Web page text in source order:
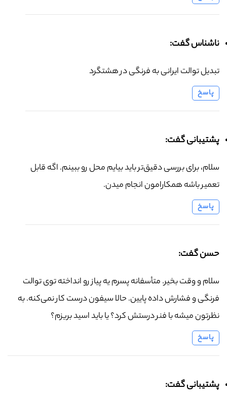
ناشناس گفت:
تبدیل توالت ایرانی به فرنگی در هشتگرد
پاسخ
پشتیبانی گفت:
سلام، برای بررسی دقیق‌تر باید بیایم محل رو ببینم. اگه قابل
تعمیر باشه همکارامون انجام میدن.
پاسخ
حسن گفت:
سلام و وقت بخیر. متأسفانه پسرم یه پیاز رو انداخته توی توالت
فرنگی و فشارش داده پایین. حالا سیفون درست کار نمی‌کنه. به
نظرتون میشه با فنر درستش کرد؟ یا باید اسید بریزم؟
پاسخ
پشتیبانی گفت: